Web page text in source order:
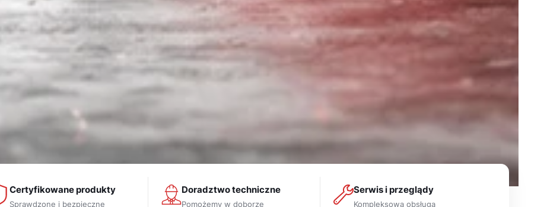
Certyfikowane produkty
Sprawdzone i bezpieczne
Doradztwo techniczne
Pomożemy w doborze
Serwis i przeglądy
Kompleksowa obsługa